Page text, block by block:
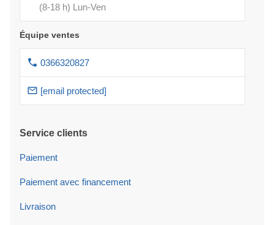
(8-18 h) Lun-Ven
Équipe ventes
0366320827
[email protected]
Service clients
Paiement
Paiement avec financement
Livraison